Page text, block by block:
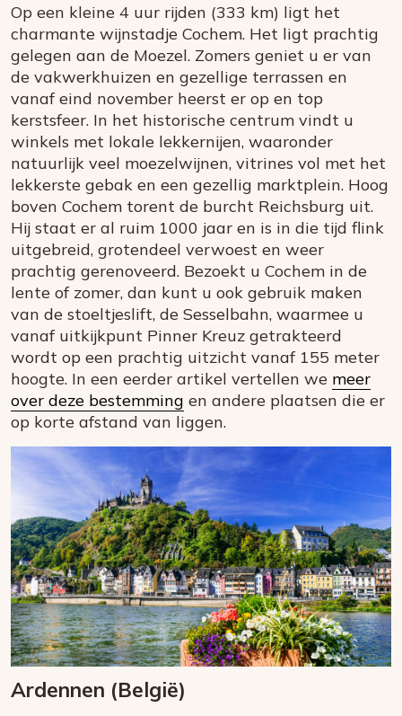
Op een kleine 4 uur rijden (333 km) ligt het
charmante wijnstadje Cochem. Het ligt prachtig
gelegen aan de Moezel. Zomers geniet u er van
de vakwerkhuizen en gezellige terrassen en
vanaf eind november heerst er op en top
kerstsfeer. In het historische centrum vindt u
winkels met lokale lekkernijen, waaronder
natuurlijk veel moezelwijnen, vitrines vol met het
lekkerste gebak en een gezellig marktplein. Hoog
boven Cochem torent de burcht Reichsburg uit.
Hij staat er al ruim 1000 jaar en is in die tijd flink
uitgebreid, grotendeel verwoest en weer
prachtig gerenoveerd. Bezoekt u Cochem in de
lente of zomer, dan kunt u ook gebruik maken
van de stoeltjeslift, de Sesselbahn, waarmee u
vanaf uitkijkpunt Pinner Kreuz getrakteerd
wordt op een prachtig uitzicht vanaf 155 meter
hoogte. In een eerder artikel vertellen we meer
over deze bestemming en andere plaatsen die er
op korte afstand van liggen.
Ardennen (België)